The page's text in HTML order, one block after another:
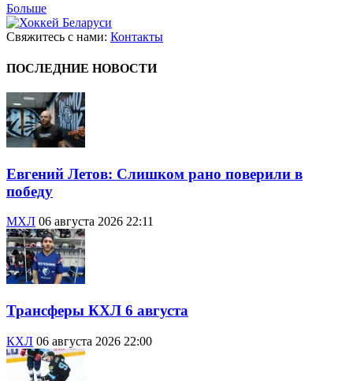
Больше
Свяжитесь с нами: Контакты
ПОСЛЕДНИЕ НОВОСТИ
Евгений Летов: Слишком рано поверили в
победу
МХЛ 06 августа 2026 22:11
Трансферы КХЛ 6 августа
КХЛ 06 августа 2026 22:00